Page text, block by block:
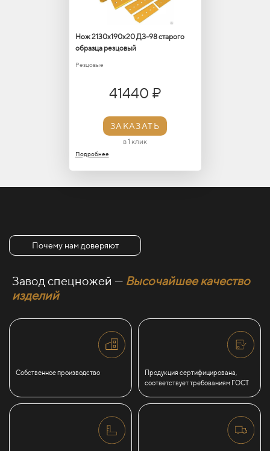
Нож 2130х190х20 ДЗ-98 старого
образца резцовый
Резцовые
41440 ₽
ЗАКАЗАТЬ
в 1 клик
Подробнее
Почему нам доверяют
Завод спецножей — Высочайшее качество
изделий
Собственное производство
Продукция сертифицирована,
соответствует требованиям ГОСТ